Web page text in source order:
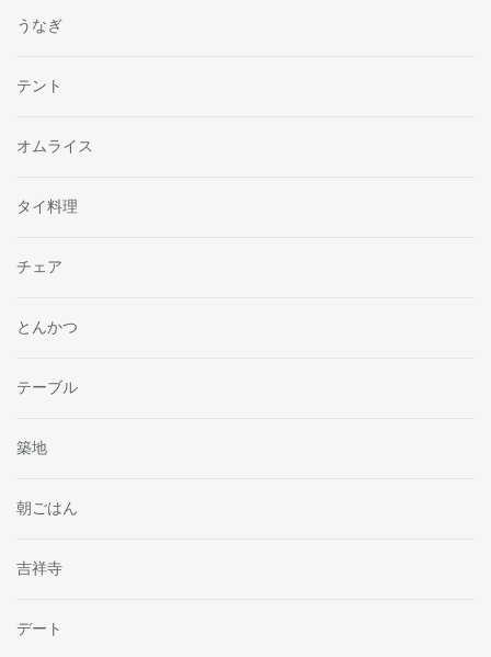
うなぎ
テント
オムライス
タイ料理
チェア
とんかつ
テーブル
築地
朝ごはん
吉祥寺
デート